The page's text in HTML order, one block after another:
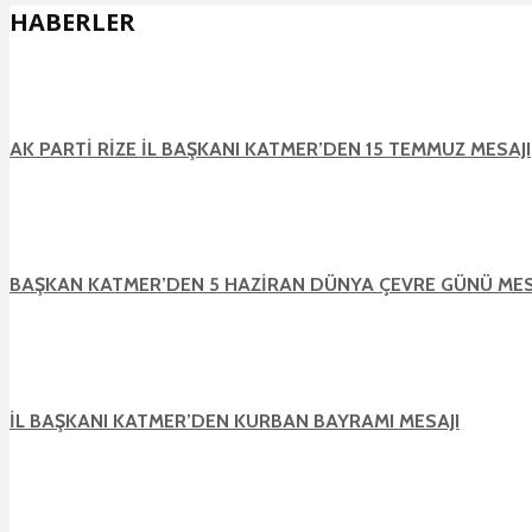
HABERLER
AK PARTİ RİZE İL BAŞKANI KATMER’DEN 15 TEMMUZ MESAJI
BAŞKAN KATMER’DEN 5 HAZİRAN DÜNYA ÇEVRE GÜNÜ
İL BAŞKANI KATMER’DEN KURBAN BAYRAMI MESAJI